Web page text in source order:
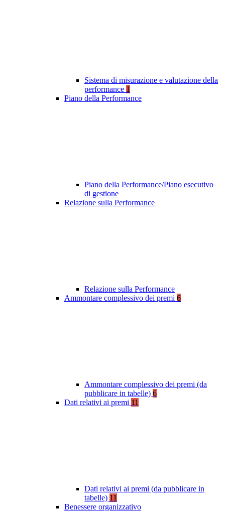
Sistema di misurazione e valutazione della
performance 1
Piano della Performance
Piano della Performance/Piano esecutivo
di gestione
Relazione sulla Performance
Relazione sulla Performance
Ammontare complessivo dei premi 6
Ammontare complessivo dei premi (da
pubblicare in tabelle) 6
Dati relativi ai premi 11
Dati relativi ai premi (da pubblicare in
tabelle) 11
Benessere organizzativo